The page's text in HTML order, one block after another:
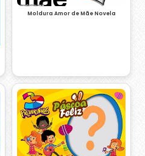
Moldura Amor de Mãe Novela